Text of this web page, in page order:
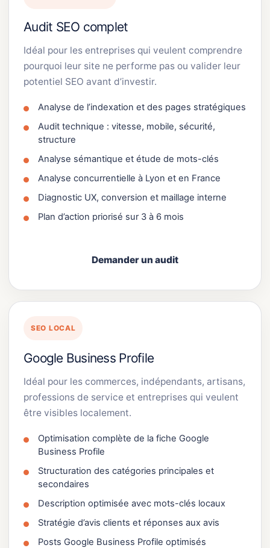
Audit SEO complet
Idéal pour les entreprises qui veulent comprendre
pourquoi leur site ne performe pas ou valider leur
potentiel SEO avant d’investir.
Analyse de l’indexation et des pages stratégiques
Audit technique : vitesse, mobile, sécurité,
structure
Analyse sémantique et étude de mots-clés
Analyse concurrentielle à Lyon et en France
Diagnostic UX, conversion et maillage interne
Plan d’action priorisé sur 3 à 6 mois
Demander un audit
SEO LOCAL
Google Business Profile
Idéal pour les commerces, indépendants, artisans,
professions de service et entreprises qui veulent
être visibles localement.
Optimisation complète de la fiche Google
Business Profile
Structuration des catégories principales et
secondaires
Description optimisée avec mots-clés locaux
Stratégie d’avis clients et réponses aux avis
Posts Google Business Profile optimisés